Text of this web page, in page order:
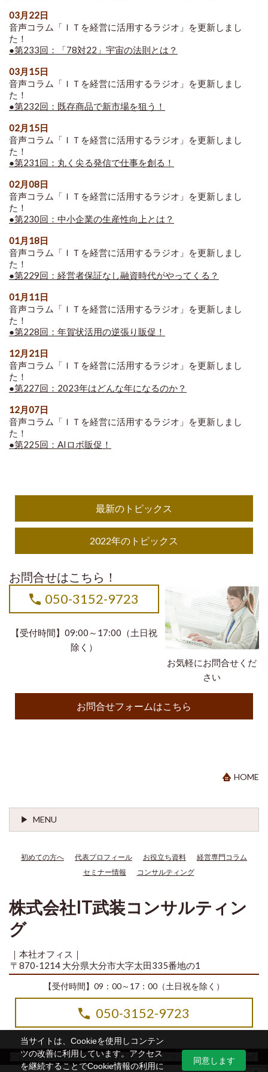
当サイトは、Cookieを使用しコンテン
ツの改善に利用しています。アクセス
を継続することでCookie情報の利用に
同意します
03月22日
音声コラム「ＩＴを経営に活用するラジオ」を更新しまし
た！
●第233回：「78対22」宇宙の法則とは？
03月15日
音声コラム「ＩＴを経営に活用するラジオ」を更新しまし
た！
●第232回：既存商品で新市場を狙う！
02月15日
音声コラム「ＩＴを経営に活用するラジオ」を更新しまし
た！
●第231回：丸く尖る発信で仕事を創る！
02月08日
音声コラム「ＩＴを経営に活用するラジオ」を更新しまし
た！
●第230回：中小企業の生産性向上とは？
01月18日
音声コラム「ＩＴを経営に活用するラジオ」を更新しまし
た！
●第229回：経営者保証なし融資時代がやってくる？
01月11日
音声コラム「ＩＴを経営に活用するラジオ」を更新しまし
た！
●第228回：年賀状活用の逆張り販促！
12月21日
音声コラム「ＩＴを経営に活用するラジオ」を更新しまし
た！
●第227回：2023年はどんな年になるのか？
12月07日
音声コラム「ＩＴを経営に活用するラジオ」を更新しまし
た！
●第225回：AIロボ販促！
最新のトピックス
2022年のトピックス
お問合せはこちら！
お気軽にお問合せくだ
さい
050-3152-9723
【受付時間】09:00～17:00（土日祝
除く）
お問合せフォームはこちら
HOME
MENU
初めての方へ 代表プロフィール お役立ち資料
経営専門コラム
セミナー情報
コンサルティング
株式会社IT武装コンサルティン
グ
｜本社オフィス｜
〒870-1214 大分県大分市大字太田335番地の1
【受付時間】09：00～17：00（土日祝を除く）
050-3152-9723
Copyright© 2014-2026 株式会社IT武装コンサルティング All Rights Reserved.